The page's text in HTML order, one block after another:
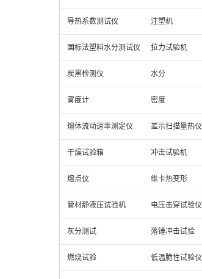
导热系数测试仪 注塑机
国标法塑料水分测试仪 拉力试验机
炭黑检测仪 水分
雾度计 密度
熔体流动速率测定仪 差示扫描量热仪
干燥试验箱 冲击试验机
熔点仪 维卡热变形
管材静液压试验机 电压击穿试验仪
灰分测试 落锤冲击试验
燃烧试验 低温脆性试验仪